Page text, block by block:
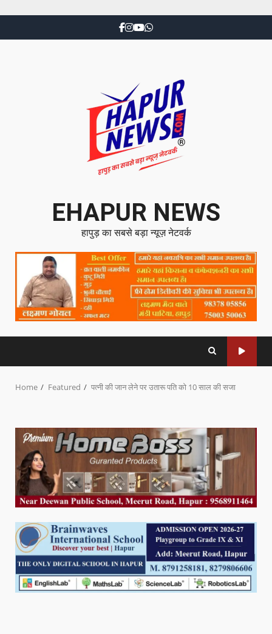
EHAPUR NEWS
हापुड़ का सबसे बड़ा न्यूज़ नेटवर्क
Home Featured पत्नी की जान लेने पर उतारू पति को 10 साल की सजा